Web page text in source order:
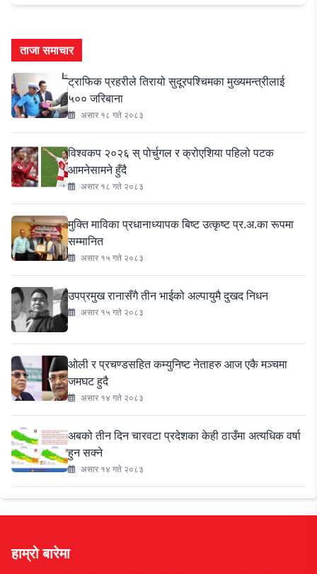
ताजा समाचार
ट्राफिक प्रहरीले तिरायो सुदूरपश्चिमका मुख्यमन्त्रीलाई
५०० जरिबाना
असार १८ गते २०८३
विश्वकप २०२६ स् पोर्चुगल र क्रोएशिया पहिलो पटक
आमनेसामने हुँदै
असार १८ गते २०८३
मुक्ति माविका प्रधानाध्यापक बिष्ट उत्कृष्ट प्र.अ.का रूपमा
सम्मानित
असार १५ गते २०८३
उपप्रमुख रानासँगै तीन भाईको अल्पायुमै दुखद निधन
असार १५ गते २०८३
ओली र प्रचण्डसहित कम्युनिष्ट नेताहरु आज एकै मञ्चमा
जमघट हुदै
असार १४ गते २०८३
अबको तीन दिन चारवटा प्रदेशका केही ठाउँमा अत्यधिक वर्षा
हुन सक्ने
असार १४ गते २०८३
हाम्रो बारेमा